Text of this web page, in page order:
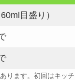
目盛り）
ります。初回はキッ